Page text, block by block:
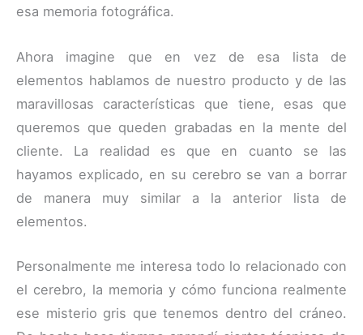
esa memoria fotográfica.
Ahora imagine que en vez de esa lista de
elementos hablamos de nuestro producto y de las
maravillosas características que tiene, esas que
queremos que queden grabadas en la mente del
cliente. La realidad es que en cuanto se las
hayamos explicado, en su cerebro se van a borrar
de manera muy similar a la anterior lista de
elementos.
Personalmente me interesa todo lo relacionado con
el cerebro, la memoria y cómo funciona realmente
ese misterio gris que tenemos dentro del cráneo.